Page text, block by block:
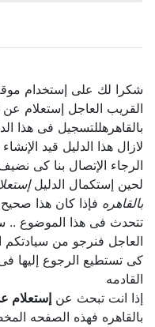
شكرا لك على إستخدام
القريب العاجل إستعلام عن
بالقاهرهللتسجيل فى هذا
لازال هذا الدليل قيد
الرجاء الإتصال بنا كى نضيف
لحين إستكمال الدليل
بالقاهرهفإذا كان هذا صحيح
تتحدث فى هذا الموضوع ..
العاجل فنرجو من سيادتكم
كى تستطيع الرجوع إليها
القادمه
إذا انت تبحث عنإستعلام عن
بالقاهره فهذه الصفحه